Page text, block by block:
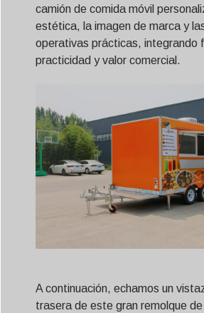
camión de comida móvil
estética, la imagen de marca y
operativas prácticas, integrando
practicidad y valor comercial.
A continuación, echamos un
trasera de este gran remolque